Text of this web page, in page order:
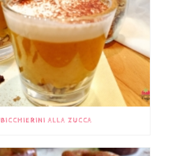
BICCHIERINI ALLA ZUCCA